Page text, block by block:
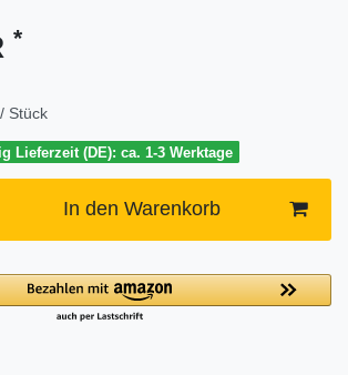
*
Stück
Lieferzeit (DE): ca. 1-3 Werktage
In den Warenkorb